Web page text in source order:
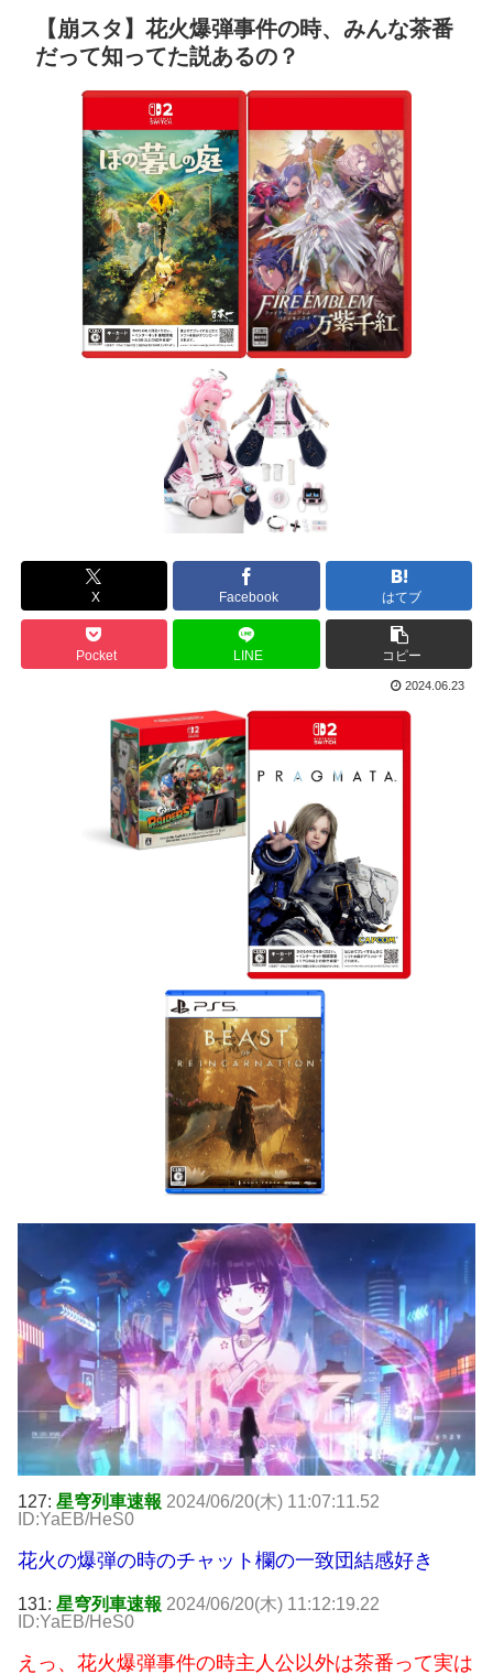
【崩スタ】花火爆弾事件の時、みんな茶番
だって知ってた説あるの？
X Facebook はてブ
Pocket LINE コピー
2024.06.23
127: 星穹列車速報 2024/06/20(木) 11:07:11.52
ID:YaEB/HeS0
花火の爆弾の時のチャット欄の一致団結感好き
131: 星穹列車速報 2024/06/20(木) 11:12:19.22
ID:YaEB/HeS0
えっ、花火爆弾事件の時主人公以外は茶番って実は